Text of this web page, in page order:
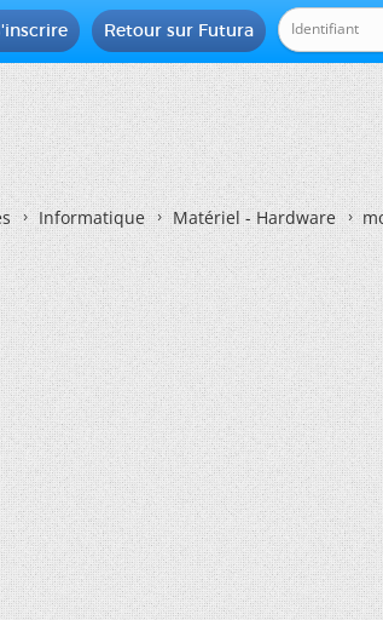
Retour sur Futura
Informatique Matériel - Hardware